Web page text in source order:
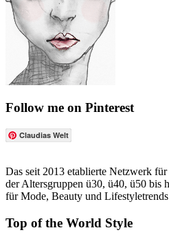
Follow me on Pinterest
Claudias Welt
Das seit 2013 etablierte Netzwerk
der Altersgruppen ü30, ü40, ü50 bis
für Mode, Beauty und
Top of the World Style